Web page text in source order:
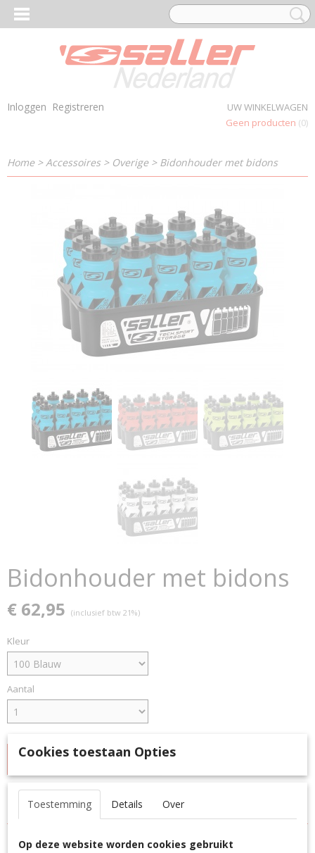
Inloggen Registreren
UW WINKELWAGEN
Geen producten (0)
Home> Accessoires > Overige> Bidonhouder met bidons
Bidonhouder met bidons
€ 62,95 (inclusief btw 21%)
Kleur
Aantal
IN WINKELWAGEN
Specificaties
9228
Omschrijving
Cookies toestaan Opties
Toestemming Details Over
Op deze website worden cookies gebruikt